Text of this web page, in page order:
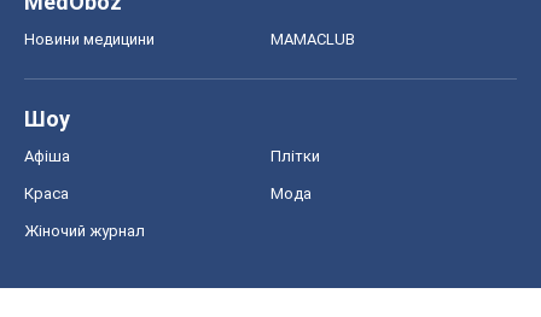
Новини медицини MAMACLUB
Шоу
Афіша Плітки
Краса Мода
Жіночий журнал